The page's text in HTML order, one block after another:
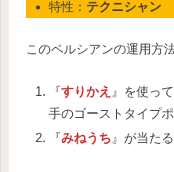
特性： テクニシャン
このペルシアンの運用方
『すりかえ 』を使っ
手のゴーストタイプ
『みねうち 』が当た